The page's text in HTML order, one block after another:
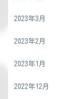
2023年3月
2023年2月
2023年1月
2022年12月